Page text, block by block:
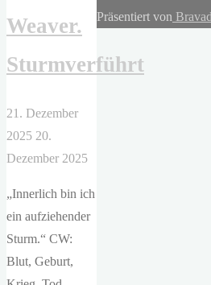
Weaver.
Sturmverführt
21. Dezember
2025 20.
Dezember 2025
„Innerlich bin ich
ein aufziehender
Sturm.“ CW:
Blut, Geburt,
Präsentiert von